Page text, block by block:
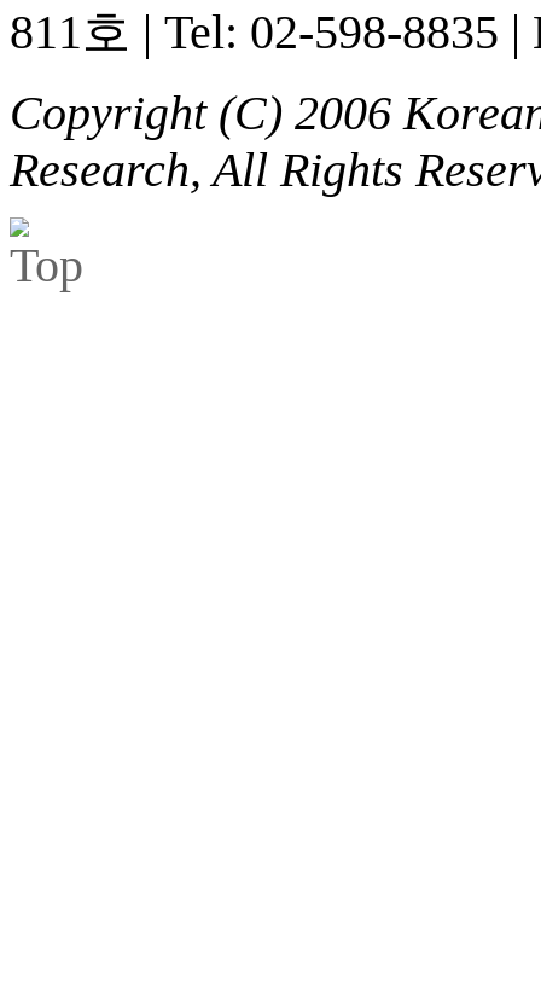
811호 | Tel: 02-598-8835 |
Copyright (C) 2006
Research, All Rights